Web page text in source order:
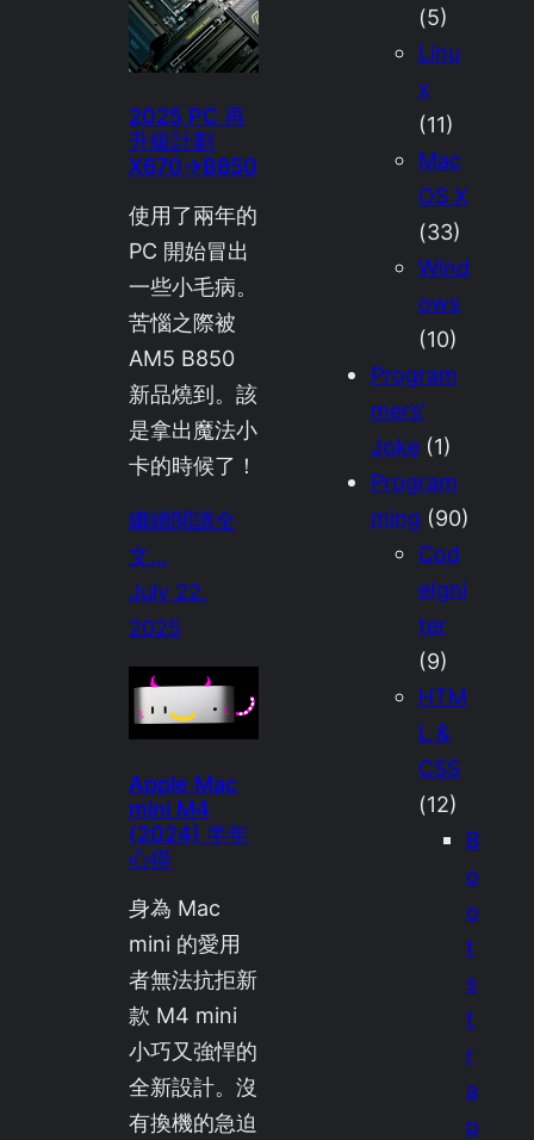
2025 PC 再
升級計劃
X670→B850
使用了兩年的
PC 開始冒出
一些小毛病。
苦惱之際被
AM5 B850
新品燒到。該
是拿出魔法小
卡的時候了！
繼續閱讀全
文…
July 22,
2025
Apple Mac
mini M4
(2024) 半年
心得
身為 Mac
mini 的愛用
者無法抗拒新
款 M4 mini
小巧又強悍的
全新設計。沒
有換機的急迫
(5)
Linu
x
(11)
Mac
OS X
(33)
Wind
ows
(10)
Program
mers'
Joke(1)
Program
ming (90)
Cod
eIgni
ter
(9)
HTM
L &
CSS
(12)
B
o
o
t
s
t
r
a
p